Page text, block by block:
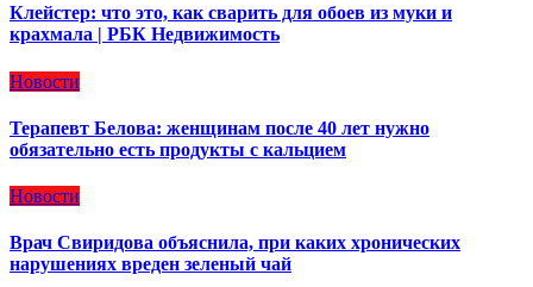
Клейстер: что это, как сварить для обоев из муки и
крахмала | РБК Недвижимость
Новости
Терапевт Белова: женщинам после 40 лет нужно
обязательно есть продукты с кальцием
Новости
Врач Свиридова объяснила, при каких хронических
нарушениях вреден зеленый чай